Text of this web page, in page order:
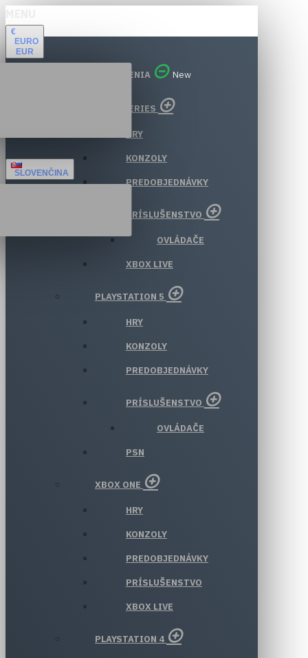
€
EURO
EUR
SLOVENČINA
VŠETKY ODDELENIA New
XBOX SERIES
HRY
KONZOLY
PREDOBJEDNÁVKY
PRÍSLUŠENSTVO
OVLÁDAČE
XBOX LIVE
PLAYSTATION 5
HRY
KONZOLY
PREDOBJEDNÁVKY
PRÍSLUŠENSTVO
OVLÁDAČE
PSN
XBOX ONE
HRY
KONZOLY
PREDOBJEDNÁVKY
PRÍSLUŠENSTVO
XBOX LIVE
PLAYSTATION 4